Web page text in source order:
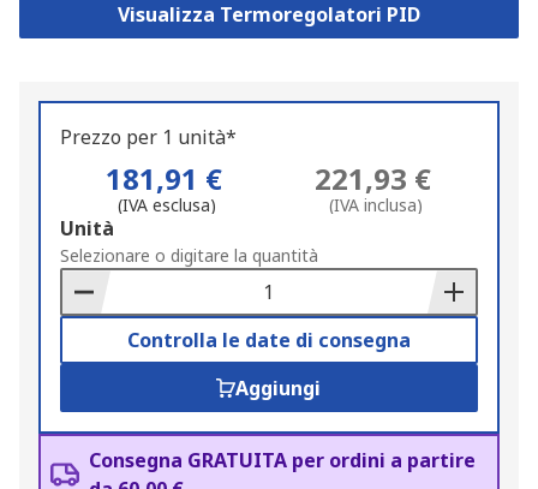
Visualizza Termoregolatori PID
Prezzo per 1 unità*
181,91 €
(IVA esclusa)
221,93 €
(IVA inclusa)
Add
to
Basket
Unità
Selezionare o digitare la quantità
Controlla le date di consegna
Aggiungi
Consegna GRATUITA per ordini a partire